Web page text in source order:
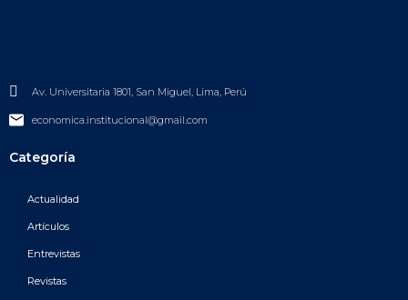
Av. Universitaria 1801, San Miguel, Lima, Perú
economica.institucional@gmail.com
Categoría
Actualidad
Artículos
Entrevistas
Revistas